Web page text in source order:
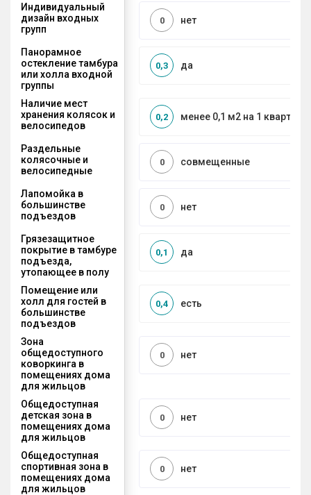
Индивидуальный
дизайн входных
групп
нет
0
Панорамное
остекление тамбура
или холла входной
группы
да
0,3
Наличие мест
хранения колясок и
велосипедов
менее 0,1 м2 на 1 квартиру
0,2
Раздельные
колясочные и
велосипедные
совмещенные
0
Лапомойка в
большинстве
подъездов
нет
0
Грязезащитное
покрытие в тамбуре
подъезда,
утопающее в полу
да
0,1
Помещение или
холл для гостей в
большинстве
подъездов
есть
0,4
Зона
общедоступного
коворкинга в
помещениях дома
для жильцов
нет
0
Общедоступная
детская зона в
помещениях дома
для жильцов
нет
0
Общедоступная
спортивная зона в
помещениях дома
для жильцов
нет
0